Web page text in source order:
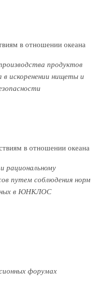
в отношении океана
продуктов
в искоренении нищеты и
в отношении океана
рациональному
путем соблюдения норм
в ЮНКЛОС
форумах